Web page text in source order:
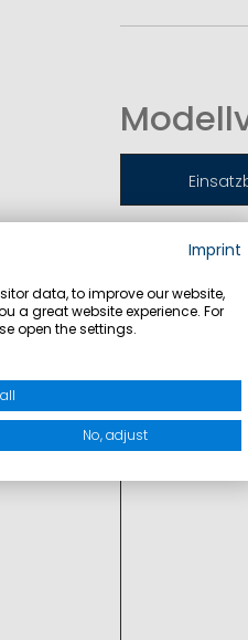
Jollen- &
Imprint
data, to improve our website,
a great website experience. For
open the settings.
No, adjust